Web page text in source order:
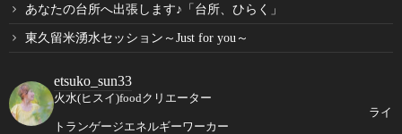
あなたの台所へ出張します♪「台所、ひらく」
東久留米湧水セッション～Just for you～
etsuko_sun33
火水(ヒスイ)foodクリエーター
ライ
トランゲージエネルギーワーカー